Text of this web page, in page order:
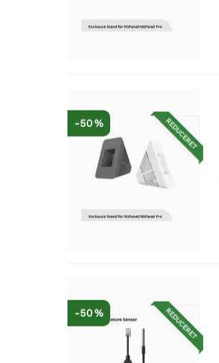
REDUCERET
-50 %
REDUCERET
-50 %